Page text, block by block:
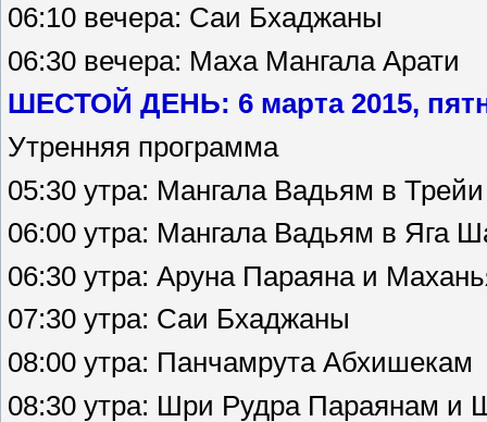
06:10 вечера: Саи Бхаджаны
06:30 вечера: Маха Мангала Арати
ШЕСТОЙ ДЕНЬ: 6 марта 2015,
Утренняя программа
05:30 утра: Мангала Вадьям в
06:00 утра: Мангала Вадьям в Яга
06:30 утра: Аруна Параяна и
07:30 утра: Саи Бхаджаны
08:00 утра: Панчамрута Абхишекам
08:30 утра: Шри Рудра Параянам и